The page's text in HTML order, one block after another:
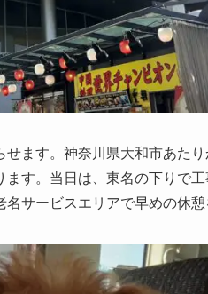
ます。神奈川県大和市あた
す。当日は、東名の下りで
サービスエリアで早めの休憩